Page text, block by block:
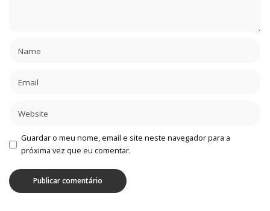
Guardar o meu nome, email e site neste navegador para a
próxima vez que eu comentar.